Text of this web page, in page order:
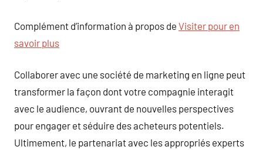
Complément d’information à propos de Visiter pour en
savoir plus
Collaborer avec une société de marketing en ligne peut
transformer la façon dont votre compagnie interagit
avec le audience, ouvrant de nouvelles perspectives
pour engager et séduire des acheteurs potentiels.
Ultimement, le partenariat avec les appropriés experts